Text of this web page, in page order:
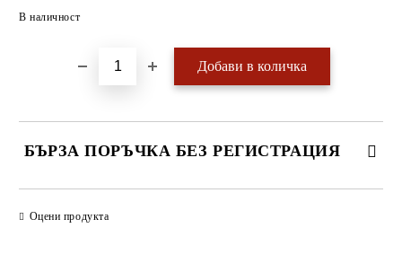
В наличност
БЪРЗА ПОРЪЧКА БЕЗ РЕГИСТРАЦИЯ
Оцени продукта